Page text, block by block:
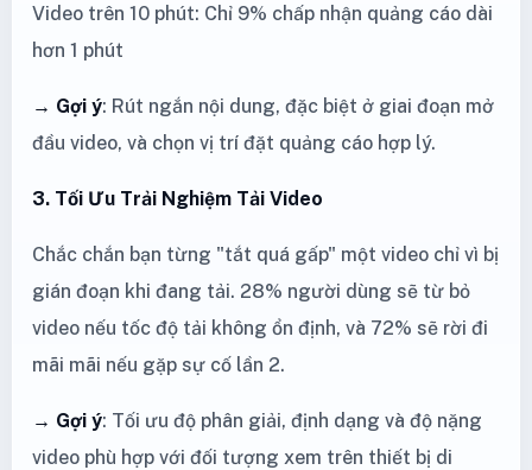
Video trên 10 phút: Chỉ 9% chấp nhận quảng cáo dài
hơn 1 phút
→ Gợi ý: Rút ngắn nội dung, đặc biệt ở giai đoạn mở
đầu video, và chọn vị trí đặt quảng cáo hợp lý.
3. Tối Ưu Trải Nghiệm Tải Video
Chắc chắn bạn từng "tắt quá gấp" một video chỉ vì bị
gián đoạn khi đang tải. 28% người dùng sẽ từ bỏ
video nếu tốc độ tải không ổn định, và 72% sẽ rời đi
mãi mãi nếu gặp sự cố lần 2.
→ Gợi ý: Tối ưu độ phân giải, định dạng và độ nặng
video phù hợp với đối tượng xem trên thiết bị di